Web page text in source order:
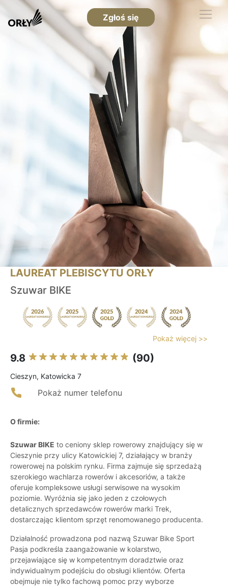
Zgłoś się
LAUREAT PLEBISCYTU ORŁY
Szuwar BIKE
Pokaż więcej >>
9.8 (90)
Cieszyn, Katowicka 7
Pokaż numer telefonu
O firmie:
Szuwar BIKE to ceniony sklep rowerowy znajdujący się w
Cieszynie przy ulicy Katowickiej 7, działający w branży
rowerowej na polskim rynku. Firma zajmuje się sprzedażą
szerokiego wachlarza rowerów i akcesoriów, a także
oferuje kompleksowe usługi serwisowe na wysokim
poziomie. Wyróżnia się jako jeden z czołowych
detalicznych sprzedawców rowerów marki Trek,
dostarczając klientom sprzęt renomowanego producenta.
Działalność prowadzona pod nazwą Szuwar Bike Sport
Pasja podkreśla zaangażowanie w kolarstwo,
przejawiające się w kompetentnym doradztwie oraz
indywidualnym podejściu do obsługi klientów. Oferta
obejmuje nie tylko fachową pomoc przy wyborze